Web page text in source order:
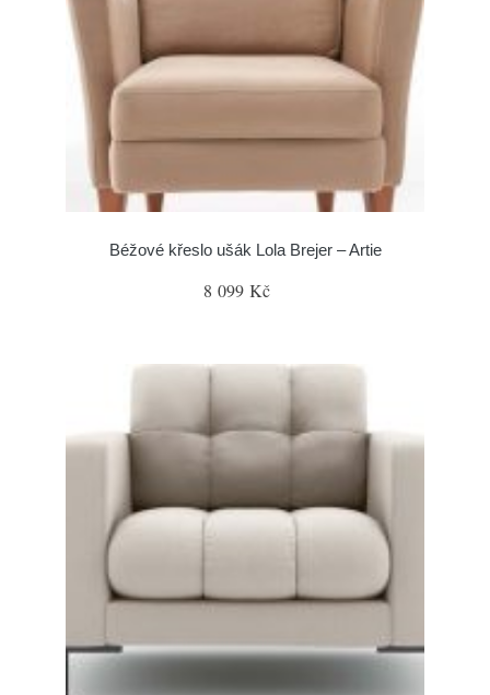
Béžové křeslo ušák Lola Brejer – Artie
8 099 Kč